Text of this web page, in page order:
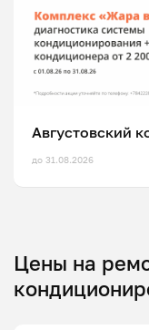
Августовский
до 31.08.2026
Цены на